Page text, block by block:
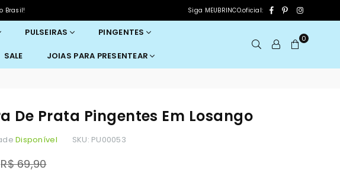
Brasil! Siga MEUBRINCO.oficial: Facebook
PinterestInstagram
PULSEIRAS PINGENTES
SALE JOIAS PARA PRESENTEAR
0
De Prata Pingentes Em Losango
Disponível SKU: PU00053
R$ 69,90